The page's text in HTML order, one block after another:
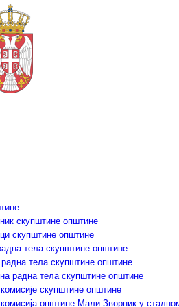
скупштине општине
скупштине општине
тела скупштине општине
тела скупштине општине
радна тела скупштине општине
скупштине општине
општине Мали Зворник у